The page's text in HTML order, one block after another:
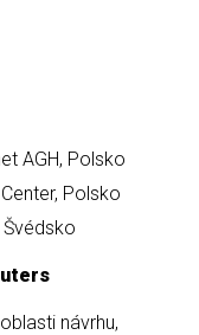
AGH, Polsko
Polsko
návrhu,